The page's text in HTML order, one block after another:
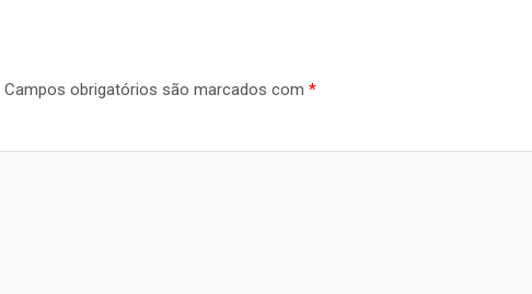
Campos obrigatórios são marcados com *